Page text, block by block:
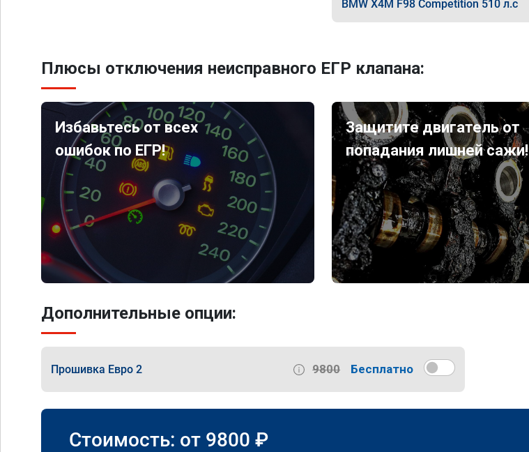
BMW X4M F98 Competition 510 л.с
Плюсы отключения неисправного ЕГР клапана:
Избавьтесь от всех
ошибок по ЕГР!
Защитите двигатель от
попадания лишней сажи!
Дополнительные опции:
Прошивка Евро 2 9800 Бесплатно
Стоимость: от 9800 ₽